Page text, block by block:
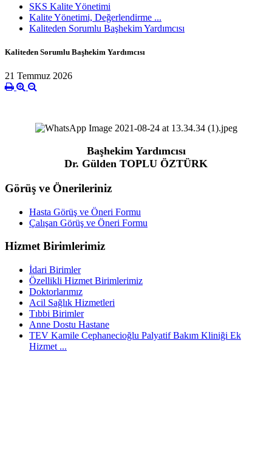
SKS Kalite Yönetimi
Kalite Yönetimi, Değerlendirme ...
Kaliteden Sorumlu Başhekim Yardımcısı
Kaliteden Sorumlu Başhekim Yardımcısı
21 Temmuz 2026
Başhekim Yardımcısı
Dr. Gülden TOPLU ÖZTÜRK
Görüş ve Önerileriniz
Hasta Görüş ve Öneri Formu
Çalışan Görüş ve Öneri Formu
Hizmet Birimlerimiz
İdari Birimler
Özellikli Hizmet Birimlerimiz
Doktorlarımız
Acil Sağlık Hizmetleri
Tıbbi Birimler
Anne Dostu Hastane
TEV Kamile Cephanecioğlu Palyatif Bakım Kliniği Ek
Hizmet ...